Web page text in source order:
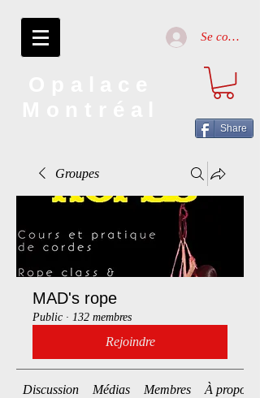
Se connecter
Share
Groupes
MAD's rope
Public · 132 membres
Rejoindre
Discussion Médias Membres À propos